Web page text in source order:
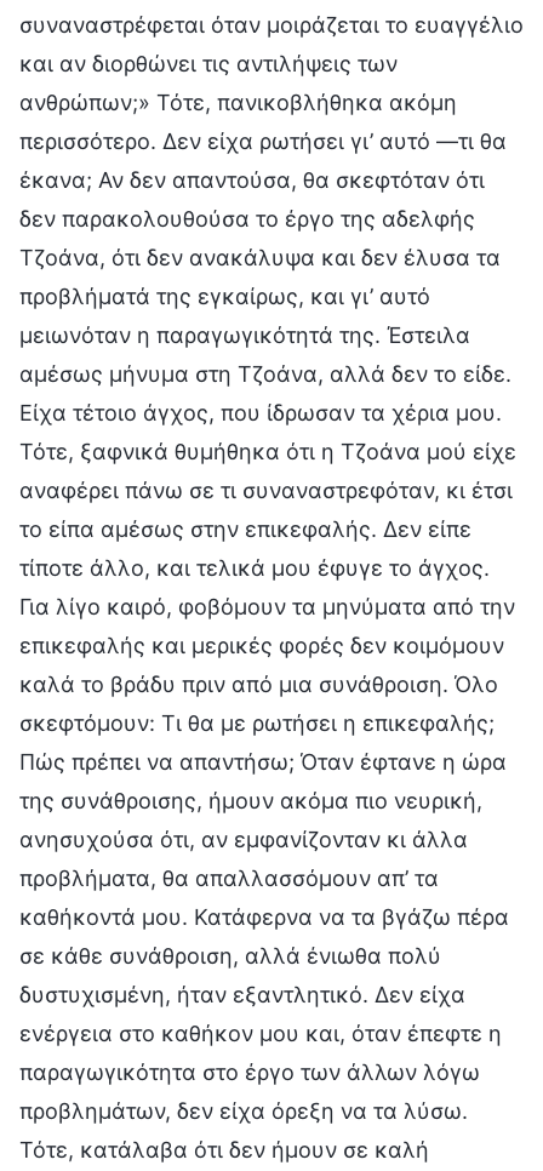
συναναστρέφεται όταν μοιράζεται το ευαγγέλιο
και αν διορθώνει τις αντιλήψεις των
ανθρώπων;» Τότε, πανικοβλήθηκα ακόμη
περισσότερο. Δεν είχα ρωτήσει γι’ αυτό —τι θα
έκανα; Αν δεν απαντούσα, θα σκεφτόταν ότι
δεν παρακολουθούσα το έργο της αδελφής
Τζοάνα, ότι δεν ανακάλυψα και δεν έλυσα τα
προβλήματά της εγκαίρως, και γι’ αυτό
μειωνόταν η παραγωγικότητά της. Έστειλα
αμέσως μήνυμα στη Τζοάνα, αλλά δεν το είδε.
Είχα τέτοιο άγχος, που ίδρωσαν τα χέρια μου.
Τότε, ξαφνικά θυμήθηκα ότι η Τζοάνα μού είχε
αναφέρει πάνω σε τι συναναστρεφόταν, κι έτσι
το είπα αμέσως στην επικεφαλής. Δεν είπε
τίποτε άλλο, και τελικά μου έφυγε το άγχος.
Για λίγο καιρό, φοβόμουν τα μηνύματα από την
επικεφαλής και μερικές φορές δεν κοιμόμουν
καλά το βράδυ πριν από μια συνάθροιση. Όλο
σκεφτόμουν: Τι θα με ρωτήσει η επικεφαλής;
Πώς πρέπει να απαντήσω; Όταν έφτανε η ώρα
της συνάθροισης, ήμουν ακόμα πιο νευρική,
ανησυχούσα ότι, αν εμφανίζονταν κι άλλα
προβλήματα, θα απαλλασσόμουν απ’ τα
καθήκοντά μου. Κατάφερνα να τα βγάζω πέρα
σε κάθε συνάθροιση, αλλά ένιωθα πολύ
δυστυχισμένη, ήταν εξαντλητικό. Δεν είχα
ενέργεια στο καθήκον μου και, όταν έπεφτε η
παραγωγικότητα στο έργο των άλλων λόγω
προβλημάτων, δεν είχα όρεξη να τα λύσω.
Τότε, κατάλαβα ότι δεν ήμουν σε καλή